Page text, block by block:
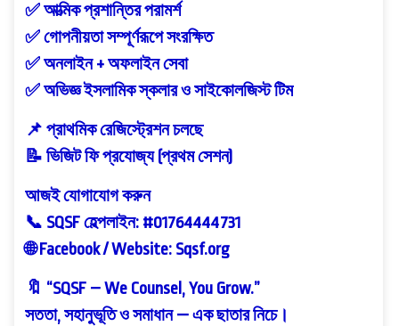
✅ আত্মিক প্রশান্তির পরামর্শ
✅ গোপনীয়তা সম্পূর্ণরূপে সংরক্ষিত
✅ অনলাইন + অফলাইন সেবা
✅ অভিজ্ঞ ইসলামিক স্কলার ও সাইকোলজিস্ট টিম
📌 প্রাথমিক রেজিস্ট্রেশন চলছে
📝 ভিজিট ফি প্রযোজ্য (প্রথম সেশন)
আজই যোগাযোগ করুন
📞 SQSF হেল্পলাইন: #01764444731
🌐 Facebook / Website: Sqsf.org
🔖 “SQSF – We Counsel, You Grow.”
সততা, সহানুভূতি ও সমাধান — এক ছাতার নিচে।